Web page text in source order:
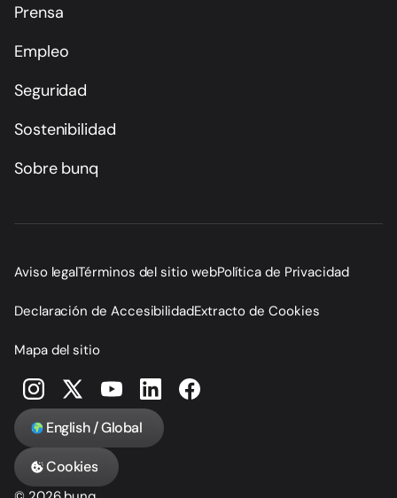
Prensa
Empleo
Seguridad
Sostenibilidad
Sobre bunq
Aviso legalTérminos del sitio webPolítica de Privacidad
Declaración de AccesibilidadExtracto de Cookies
Mapa del sitio
English / Global
Cookies